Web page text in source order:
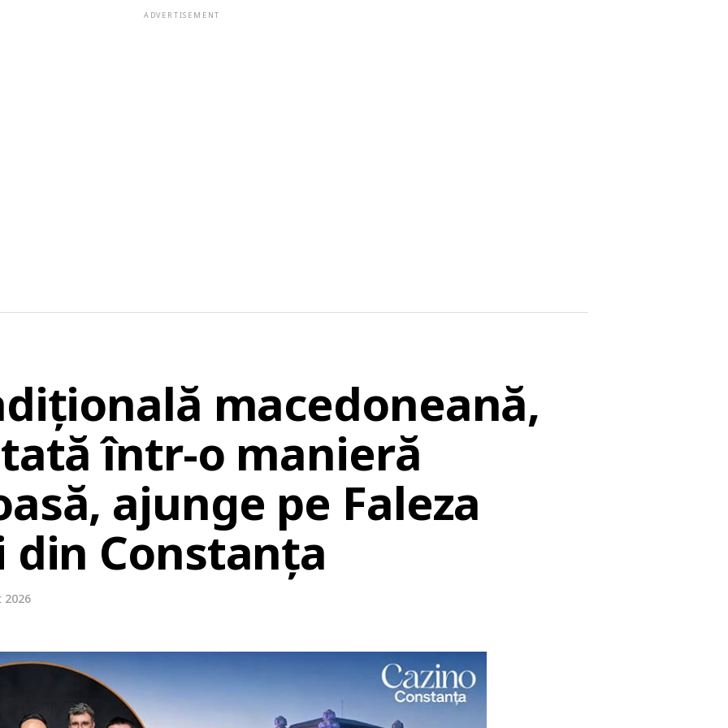
ADVERTISEMENT
macedoneană,
într-o manieră
ajunge pe Faleza
din Constanța
2026